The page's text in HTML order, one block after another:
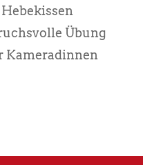
Übung
Kameradinnen